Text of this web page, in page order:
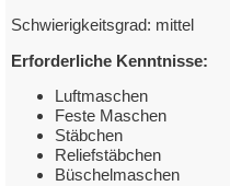
Schwierigkeitsgrad: mittel
Erforderliche Kenntnisse:
Luftmaschen
Feste Maschen
Stäbchen
Reliefstäbchen
Büschelmaschen